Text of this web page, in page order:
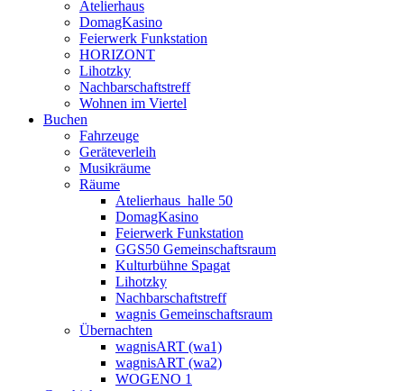
Atelierhaus
DomagKasino
Feierwerk Funkstation
HORIZONT
Lihotzky
Nachbarschaftstreff
Wohnen im Viertel
Buchen
Fahrzeuge
Geräteverleih
Musikräume
Räume
Atelierhaus_halle 50
DomagKasino
Feierwerk Funkstation
GGS50 Gemeinschaftsraum
Kulturbühne Spagat
Lihotzky
Nachbarschaftstreff
wagnis Gemeinschaftsraum
Übernachten
wagnisART (wa1)
wagnisART (wa2)
WOGENO 1